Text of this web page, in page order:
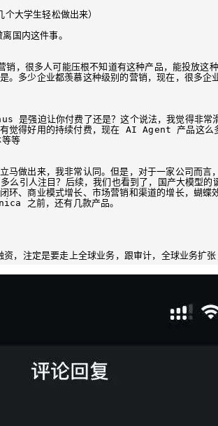
大学生轻松做出来）
国内这件事。
，很多人可能压根不知道有这种产品，能投放这
。多少企业都羡慕这种级别的营销，现在，很多
是强迫让你付费了还是？这个说法，我觉得非常
有觉得好用的持续付费，现在 AI Agent 产品这么
等
马做出来，我非常认同。但是，对于一家公司而言
么引人注目？后续，我们也看到了，国产大模型的
环、商业模式增长、市场营销和渠道的增长，蝴
之前，还有几款产品。